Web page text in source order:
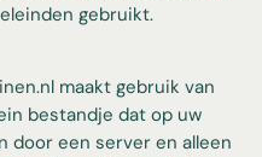
gebruikt.
maakt gebruik van
bestandje dat op uw
door een server en alleen